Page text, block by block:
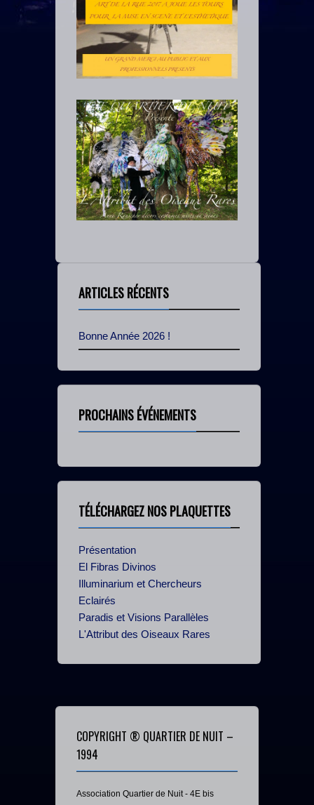
ARTICLES RÉCENTS
Bonne Année 2026 !
PROCHAINS ÉVÉNEMENTS
TÉLÉCHARGEZ NOS PLAQUETTES
Présentation
El Fibras Divinos
Illuminarium et Chercheurs
Eclairés
Paradis et Visions Parallèles
L'Attribut des Oiseaux Rares
COPYRIGHT ® QUARTIER DE NUIT –
1994
Association Quartier de Nuit - 4E bis